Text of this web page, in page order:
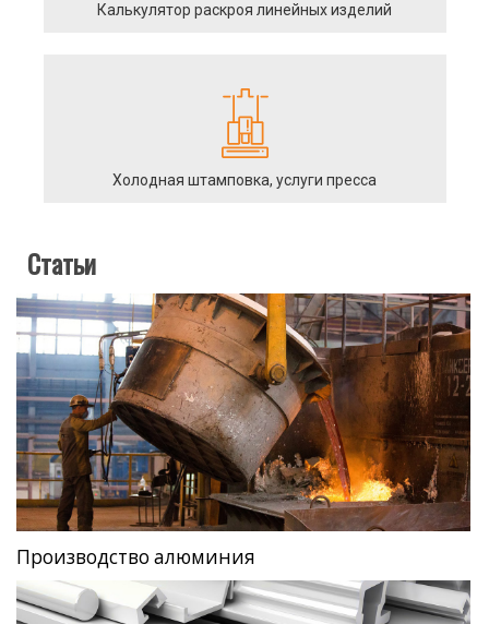
Калькулятор раскроя линейных изделий
Холодная штамповка, услуги пресса
Статьи
Производство алюминия